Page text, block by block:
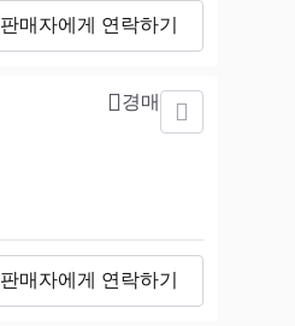
판매자에게 연락하기
경매
판매자에게 연락하기